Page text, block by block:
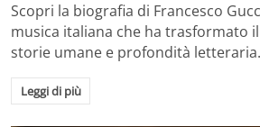
Scopri la biografia di Francesco
musica italiana che ha trasformato
storie umane e profondità letteraria.
Leggi di più